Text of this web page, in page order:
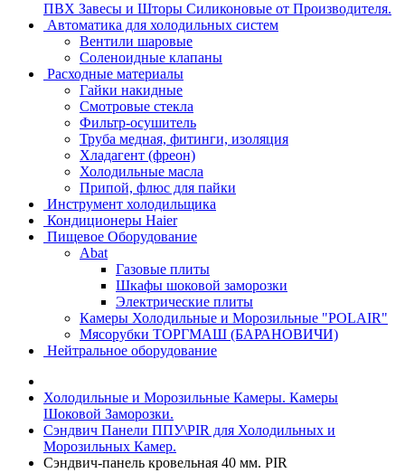
ПВХ Завесы и Шторы Силиконовые от Производителя.
Автоматика для холодильных систем
Вентили шаровые
Соленоидные клапаны
Расходные материалы
Гайки накидные
Смотровые стекла
Фильтр-осушитель
Труба медная, фитинги, изоляция
Хладагент (фреон)
Холодильные масла
Припой, флюс для пайки
Инструмент холодильщика
Кондиционеры Haier
Пищевое Оборудование
Abat
Газовые плиты
Шкафы шоковой заморозки
Электрические плиты
Камеры Холодильные и Морозильные "POLAIR"
Мясорубки ТОРГМАШ (БАРАНОВИЧИ)
Нейтральное оборудование
Холодильные и Морозильные Камеры. Камеры
Шоковой Заморозки.
Сэндвич Панели ППУ\PIR для Холодильных и
Морозильных Камер.
Сэндвич-панель кровельная 40 мм. PIR